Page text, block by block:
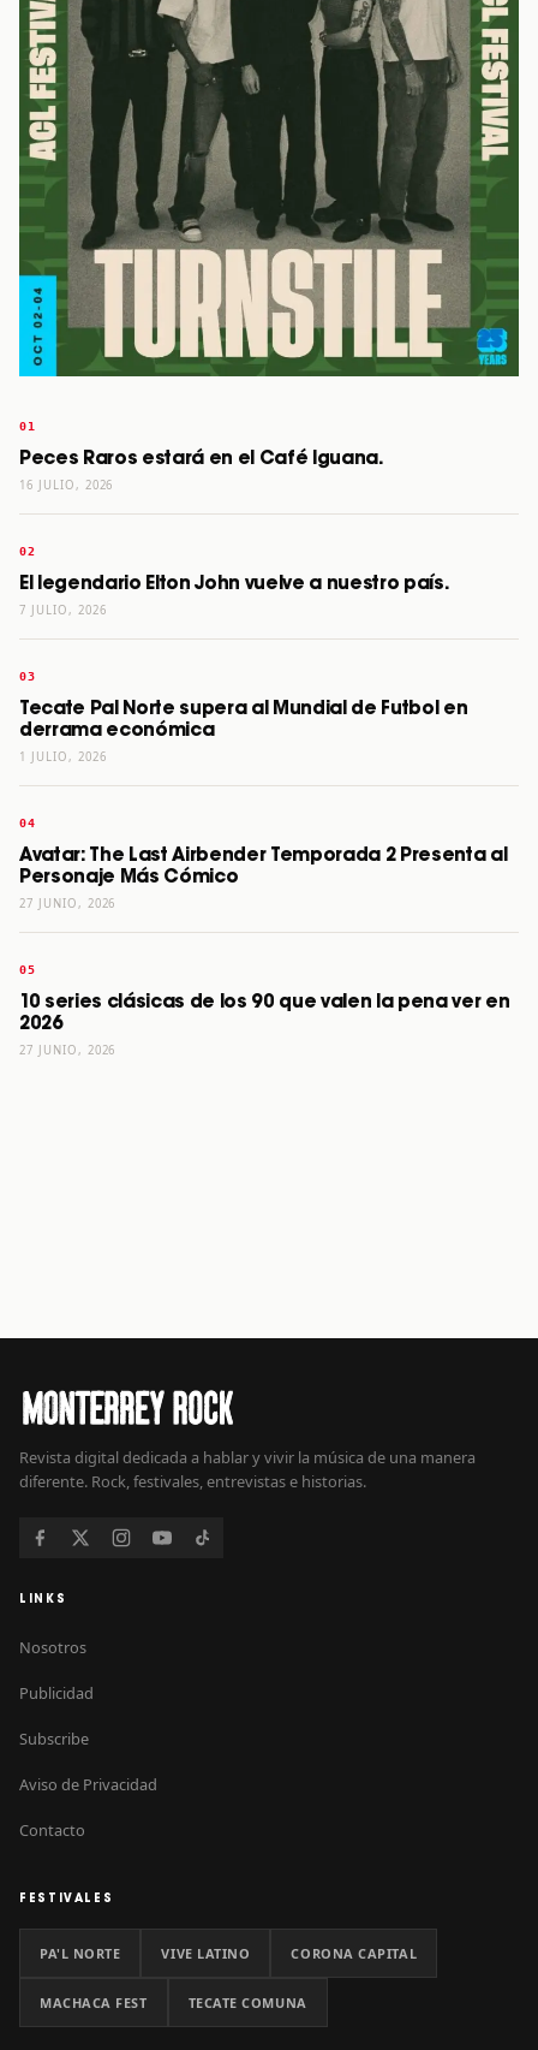
Peces Raros estará en el Café Iguana.
16 JULIO, 2026
El legendario Elton John vuelve a nuestro país.
7 JULIO, 2026
Tecate Pal Norte supera al Mundial de Futbol en
derrama económica
1 JULIO, 2026
Avatar: The Last Airbender Temporada 2 Presenta al
Personaje Más Cómico
27 JUNIO, 2026
10 series clásicas de los 90 que valen la pena ver en
2026
27 JUNIO, 2026
Revista digital dedicada a hablar y vivir la música de una manera
diferente. Rock, festivales, entrevistas e historias.
LINKS
Nosotros
Publicidad
Subscribe
Aviso de Privacidad
Contacto
FESTIVALES
PA'L NORTE VIVE LATINO CORONA CAPITAL
MACHACA FEST TECATE COMUNA